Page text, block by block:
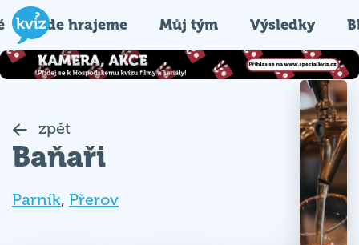
Kde hrajeme Můj tým Výsledky
zpět
Baňaři
Parník, Přerov